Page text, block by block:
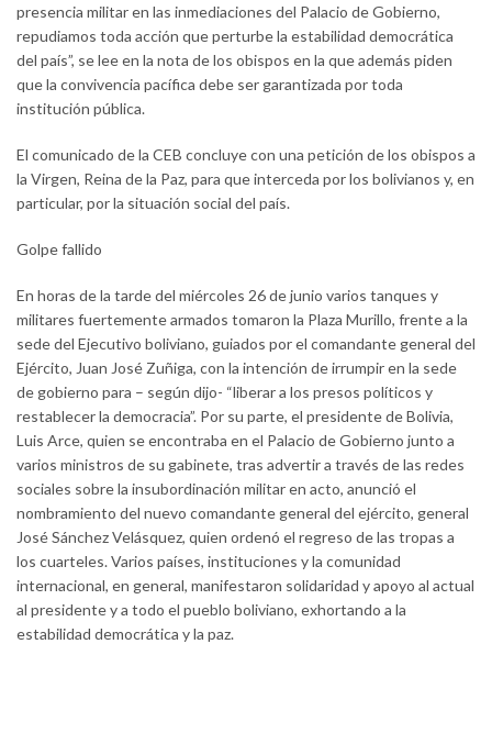
presencia militar en las inmediaciones del Palacio de Gobierno,
repudiamos toda acción que perturbe la estabilidad democrática
del país”, se lee en la nota de los obispos en la que además piden
que la convivencia pacífica debe ser garantizada por toda
institución pública.
El comunicado de la CEB concluye con una petición de los obispos a
la Virgen, Reina de la Paz, para que interceda por los bolivianos y, en
particular, por la situación social del país.
Golpe fallido
En horas de la tarde del miércoles 26 de junio varios tanques y
militares fuertemente armados tomaron la Plaza Murillo, frente a la
sede del Ejecutivo boliviano, guiados por el comandante general del
Ejército, Juan José Zuñiga, con la intención de irrumpir en la sede
de gobierno para – según dijo- “liberar a los presos políticos y
restablecer la democracia”. Por su parte, el presidente de Bolivia,
Luis Arce, quien se encontraba en el Palacio de Gobierno junto a
varios ministros de su gabinete, tras advertir a través de las redes
sociales sobre la insubordinación militar en acto, anunció el
nombramiento del nuevo comandante general del ejército, general
José Sánchez Velásquez, quien ordenó el regreso de las tropas a
los cuarteles. Varios países, instituciones y la comunidad
internacional, en general, manifestaron solidaridad y apoyo al actual
al presidente y a todo el pueblo boliviano, exhortando a la
estabilidad democrática y la paz.